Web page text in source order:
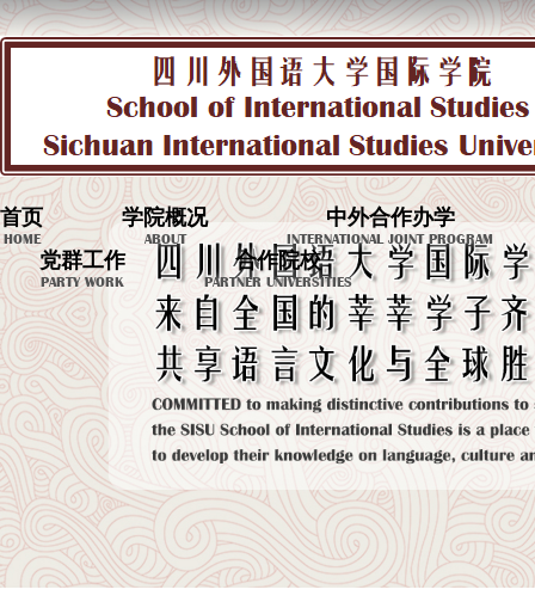
首页
HOME
学院概况
ABOUT
中外合作办学
INTERNATIONAL JOINT PROGRAM
党群工作
PARTY WORK
合作院校
PARTNER UNIVERSITIES